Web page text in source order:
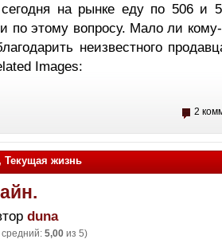
на рынке еду по 506 и
по этому вопросу. Мало ли
неизвестного
Images:
2
Текущая жизнь
duna
средний: 5,00 из 5)